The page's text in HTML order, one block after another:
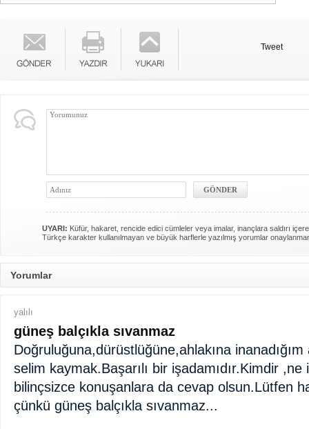
Tweet
UYARI: Küfür, hakaret, rencide edici cümleler veya imalar, inançlara saldırı
Türkçe karakter kullanılmayan ve büyük harflerle yazılmış yorumlar
Yorumlar
yalılı
güneş balçıkla sıvanmaz
Doğruluğuna,dürüstlüğüne,ahlakına
selim kaymak.Başarılı bir işadamıdır.Kimdir
bilinçsizce konuşanlara da cevap olsun.Lütfen
çünkü güneş balçıkla sıvanmaz...